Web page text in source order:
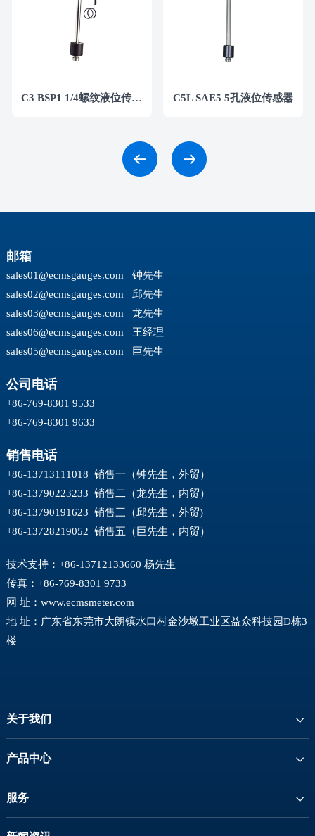
C3 BSP1 1/4螺纹液位传感器 C5L SAE5 5孔液位传感器
邮箱
sales01@ecmsgauges.com 钟先生
sales02@ecmsgauges.com 邱先生
sales03@ecmsgauges.com 龙先生
sales06@ecmsgauges.com 王经理
sales05@ecmsgauges.com 巨先生
公司电话
+86-769-8301 9533
+86-769-8301 9633
销售电话
+86-13713111018 销售一（钟先生，外贸）
+86-13790223233 销售二（龙先生，内贸）
+86-13790191623 销售三（邱先生，外贸)
+86-13728219052 销售五（巨先生，内贸）
技术支持：+86-13712133660 杨先生
传真：+86-769-8301 9733
网 址： www.ecmsmeter.com
地 址：广东省东莞市大朗镇水口村金沙墩工业区益众科技园D栋3
楼
关于我们
产品中心
服务